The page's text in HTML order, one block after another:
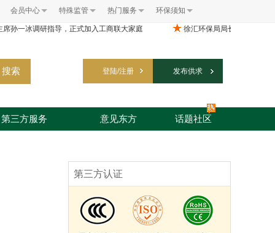
环保须知
热门服务
特殊监管
会员中心
搜索 登陆/注册 发布供求
第三方服务 意见东方 话题社区
第三方认证